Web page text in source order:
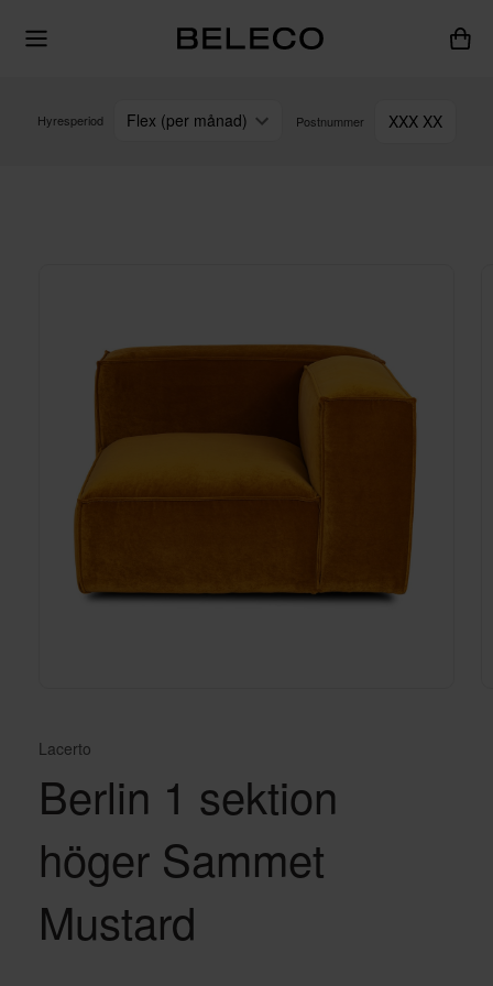
Hyresperiod Flex (per månad) Postnummer XXX XX
Lacerto
Berlin 1 sektion
höger Sammet
Mustard